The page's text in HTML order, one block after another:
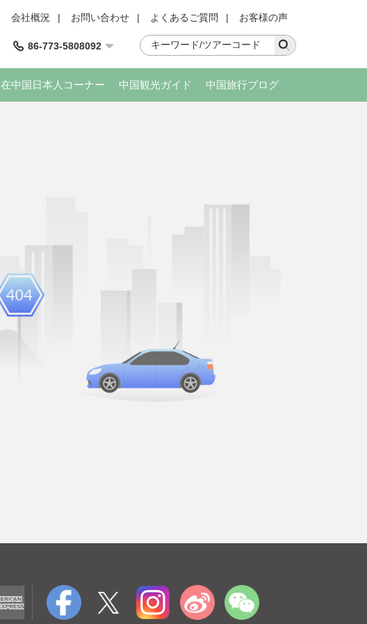
会社概況 | お問い合わせ | よくあるご質問 | お客様の声
86-773-5808092
在中国日本人コーナー 中国観光ガイド 中国旅行ブログ